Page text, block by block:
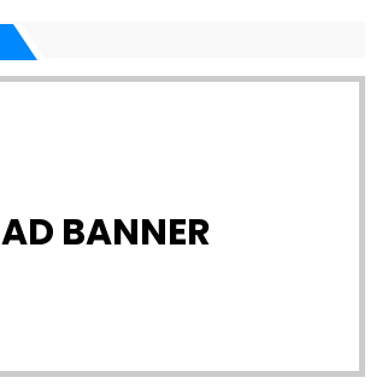
AD BANNER